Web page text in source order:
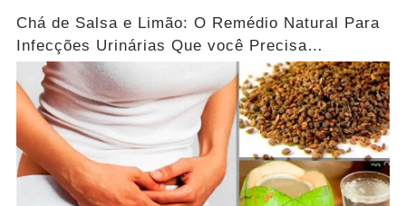
Chá de Salsa e Limão: O Remédio Natural Para
Infecções Urinárias Que você Precisa
Conhecer...Ver mais